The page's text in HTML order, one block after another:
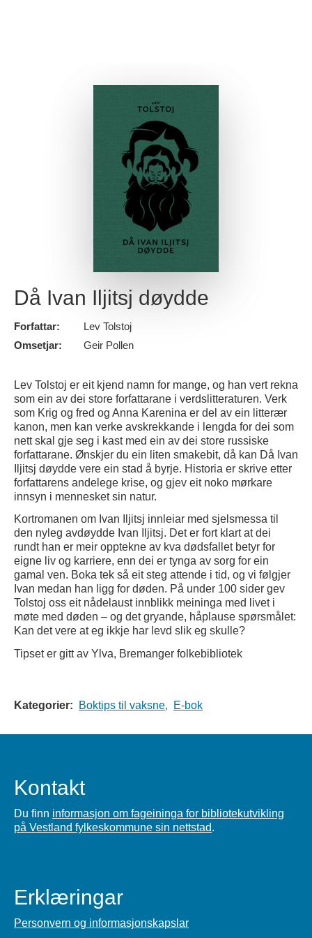
Då Ivan Iljitsj døydde
Forfattar:
Lev Tolstoj
Omsetjar:
Geir Pollen
Lev Tolstoj er eit kjend namn for mange, og han vert rekna
som ein av dei store forfattarane i verdslitteraturen. Verk
som Krig og fred og Anna Karenina er del av ein litterær
kanon, men kan verke avskrekkande i lengda for dei som
nett skal gje seg i kast med ein av dei store russiske
forfattarane. Ønskjer du ein liten smakebit, då kan Då Ivan
Iljitsj døydde vere ein stad å byrje. Historia er skrive etter
forfattarens andelege krise, og gjev eit noko mørkare
innsyn i mennesket sin natur.
Kortromanen om Ivan Iljitsj innleiar med sjelsmessa til
den nyleg avdøydde Ivan Iljitsj. Det er fort klart at dei
rundt han er meir opptekne av kva dødsfallet betyr for
eigne liv og karriere, enn dei er tynga av sorg for ein
gamal ven. Boka tek så eit steg attende i tid, og vi følgjer
Ivan medan han ligg for døden. På under 100 sider gev
Tolstoj oss eit nådelaust innblikk meininga med livet i
møte med døden – og det gryande, håplause spørsmålet:
Kan det vere at eg ikkje har levd slik eg skulle?
Tipset er gitt av Ylva, Bremanger folkebibliotek
Kategorier: Boktips til vaksne, E-bok
Kontakt
Du finn informasjon om fageininga for bibliotekutvikling
på Vestland fylkeskommune sin nettstad.
Erklæringar
Personvern og informasjonskapslar